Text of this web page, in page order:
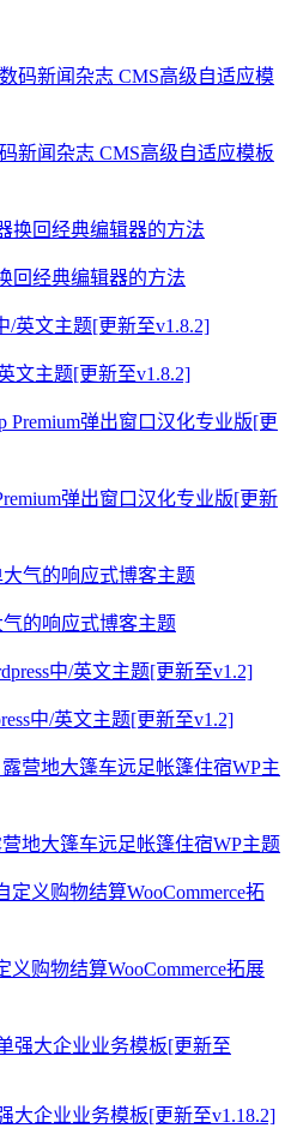
码新闻杂志 CMS高级自适应模板
回经典编辑器的方法
文主题[更新至v1.8.2]
弹出窗口汉化专业版[更新
气的响应式博客主题
中/英文主题[更新至v1.2]
营地大篷车远足帐篷住宿WP主题
义购物结算WooCommerce拓展
大企业业务模板[更新至v1.18.2]